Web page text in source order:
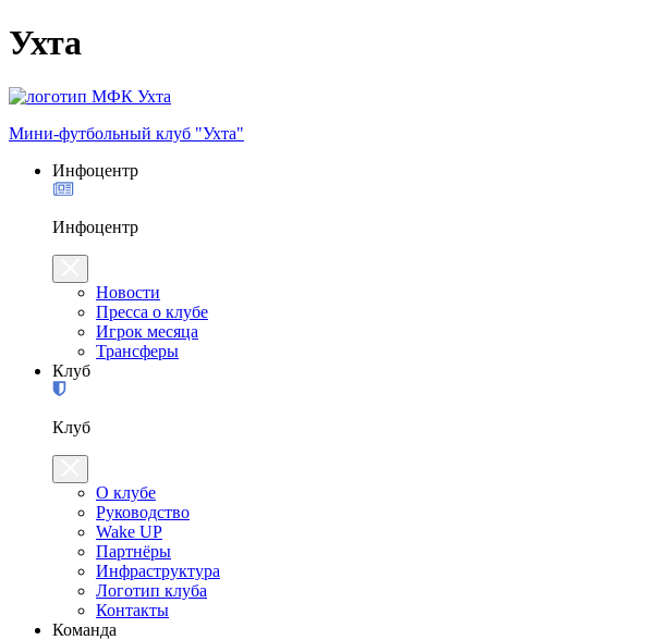
Ухта
Мини-футбольный клуб "Ухта"
Инфоцентр
Инфоцентр
Новости
Пресса о клубе
Игрок месяца
Трансферы
Клуб
Клуб
О клубе
Руководство
Wake UP
Партнёры
Инфраструктура
Логотип клуба
Контакты
Команда